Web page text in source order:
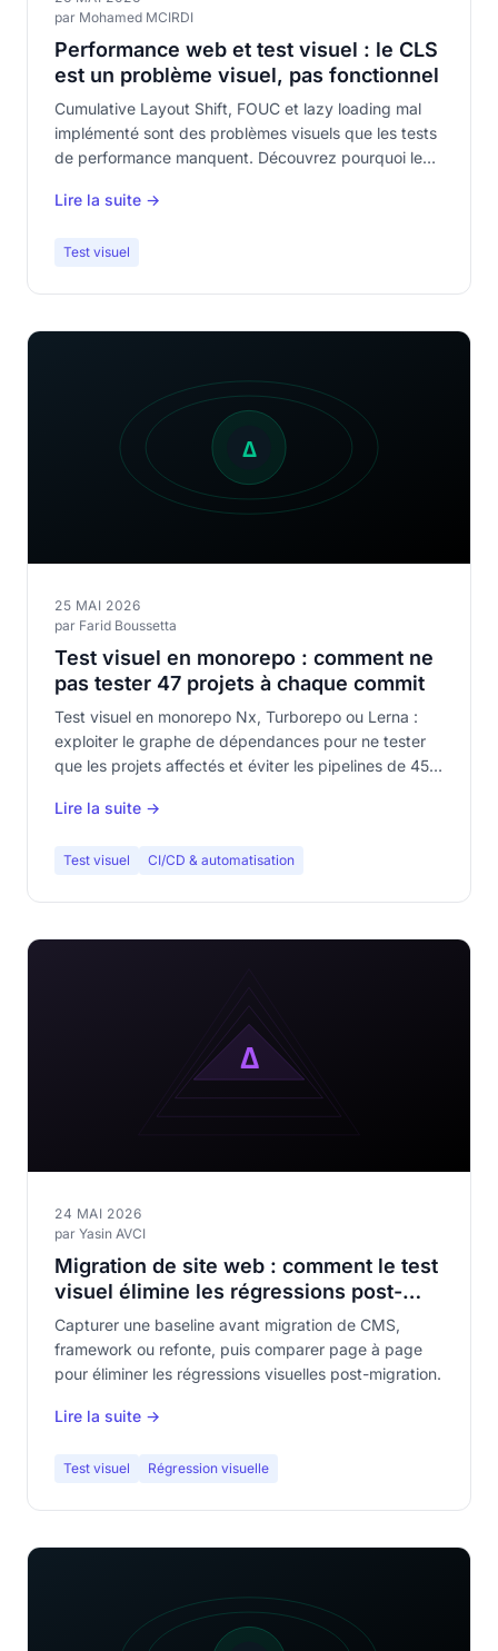
par Mohamed MCIRDI
Performance web et test visuel : le CLS
est un problème visuel, pas fonctionnel
Cumulative Layout Shift, FOUC et lazy loading mal
implémenté sont des problèmes visuels que les tests
de performance manquent. Découvrez pourquoi le
l'impact visuel des problèmes de performance.
Lire la suite →
Test visuel
25 MAI 2026
par Farid Boussetta
Test visuel en monorepo : comment ne
pas tester 47 projets à chaque commit
Test visuel en monorepo Nx, Turborepo ou Lerna :
exploiter le graphe de dépendances pour ne tester
que les projets affectés et éviter les pipelines de 45
Lire la suite →
Test visuel CI/CD & automatisation
24 MAI 2026
par Yasin AVCI
Migration de site web : comment le test
visuel élimine les régressions post-
migration
Capturer une baseline avant migration de CMS,
framework ou refonte, puis comparer page à page
pour éliminer les régressions visuelles post-migration.
Lire la suite →
Test visuel Régression visuelle